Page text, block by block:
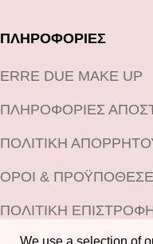
ΠΛΗΡΟΦΟΡΙΕΣ
ERRE DUE MAKE UP
ΠΛΗΡΟΦΟΡΙΕΣ
ΠΟΛΙΤΙΚΗ
ΟΡΟΙ &
ΠΟΛΙΤΙΚΗ
ΠΡΟΪΟΝΤΩΝ